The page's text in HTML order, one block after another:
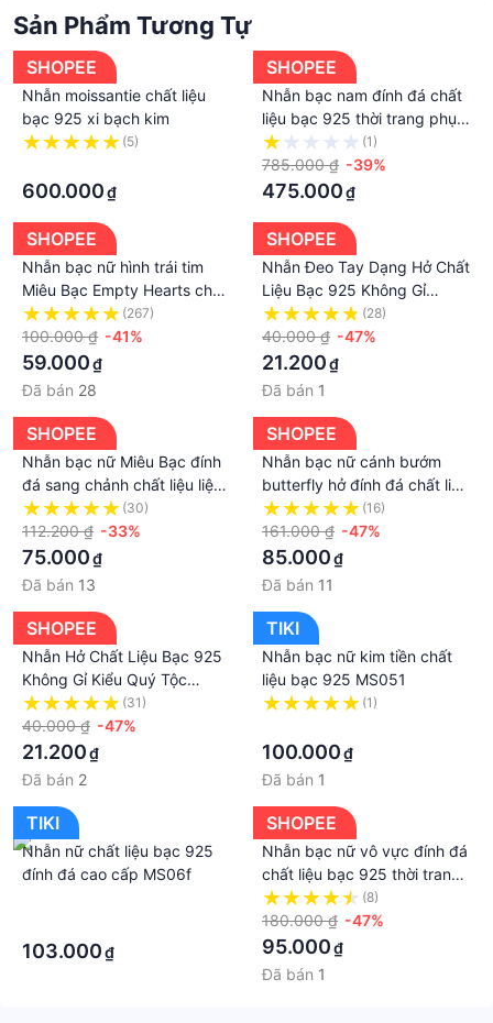
Sản Phẩm Tương Tự
SHOPEE
Nhẫn moissantie chất liệu
bạc 925 xi bạch kim
(5)
600.000₫
SHOPEE
Nhẫn bạc nam đính đá chất
liệu bạc 925 thời trang phụ
kiện trang sức Viễn Chí Bảo
N300323
(1)
785.000 ₫ -39%
475.000₫
SHOPEE
Nhẫn bạc nữ hình trái tim
Miêu Bạc Empty Hearts chất
liệu bạc 925 thời trang phụ
kiện trang sức nữ N400786
(267)
100.000 ₫ -41%
59.000₫
Đã bán 28
SHOPEE
Nhẫn Đeo Tay Dạng Hở Chất
Liệu Bạc 925 Không Gỉ
Phong Cách Retro Sang
Trọng Cho Nữ Dobi N9
(28)
40.000 ₫ -47%
21.200₫
Đã bán 1
SHOPEE
Nhẫn bạc nữ Miêu Bạc đính
đá sang chảnh chất liệu liệu
bạc 925 phụ kiện thời trang
trang sức nữ MN07
(30)
112.200 ₫ -33%
75.000₫
Đã bán 13
SHOPEE
Nhẫn bạc nữ cánh bướm
butterfly hở đính đá chất liệu
bạc 925 thời trang phụ kiện
trang sức sức Viễn Chí Bảo
N400750
(16)
161.000 ₫ -47%
85.000₫
Đã bán 11
SHOPEE
Nhẫn Hở Chất Liệu Bạc 925
Không Gỉ Kiểu Quý Tộc
Signet Ring Phong Cách
Châu Âu Dobi N5
(31)
40.000 ₫ -47%
21.200₫
Đã bán 2
TIKI
Nhẫn bạc nữ kim tiền chất
liệu bạc 925 MS051
(1)
100.000₫
Đã bán 1
TIKI
Nhẫn nữ chất liệu bạc 925
đính đá cao cấp MS06f
103.000₫
SHOPEE
Nhẫn bạc nữ vô vực đính đá
chất liệu bạc 925 thời trang
phụ kiện trang sức Viễn Chí
Bảo N400851
(8)
180.000 ₫ -47%
95.000₫
Đã bán 1